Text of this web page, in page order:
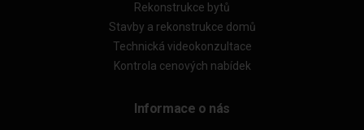
Rekonstrukce bytů
Stavby a rekonstrukce domů
Technická videokonzultace
Kontrola cenových nabídek
Informace o nás